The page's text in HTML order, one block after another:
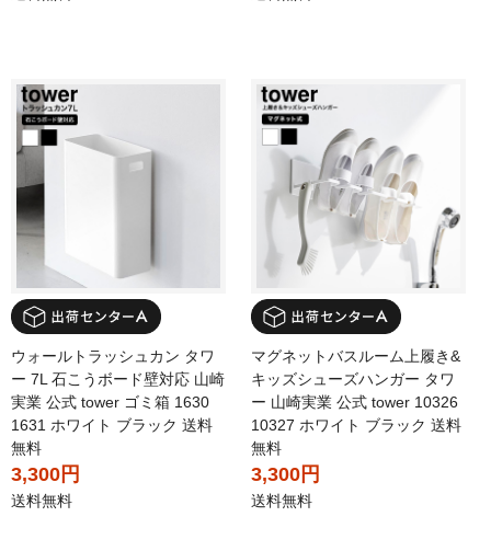
ウォールトラッシュカン タワ
ー 7L 石こうボード壁対応 山崎
実業 公式 tower ゴミ箱 1630
1631 ホワイト ブラック 送料
無料
3,300円
送料無料
マグネットバスルーム上履き&
キッズシューズハンガー タワ
ー 山崎実業 公式 tower 10326
10327 ホワイト ブラック 送料
無料
3,300円
送料無料